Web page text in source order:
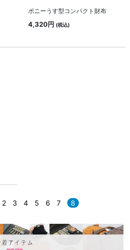
ポニーうす型コンパクト財布
4,320円 (税込)
2 3 4 5 6 7 8